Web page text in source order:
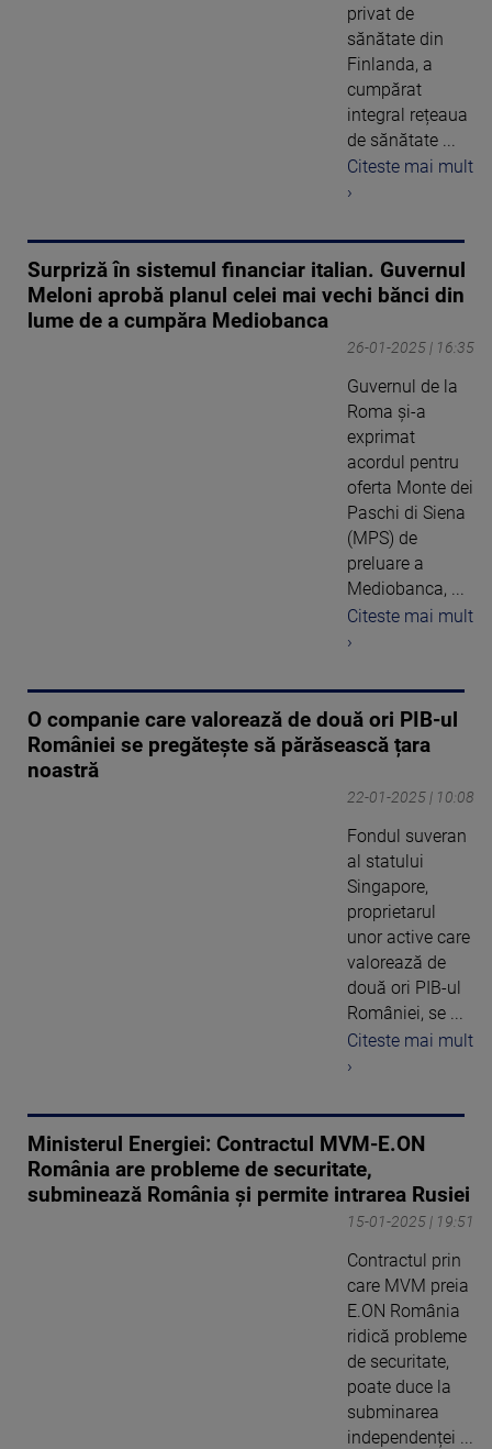
privat de
sănătate din
Finlanda, a
cumpărat
integral rețeaua
de sănătate ...
Citeste mai mult
›
Surpriză în sistemul financiar italian. Guvernul
Meloni aprobă planul celei mai vechi bănci din
lume de a cumpăra Mediobanca
26-01-2025 | 16:35
Guvernul de la
Roma şi-a
exprimat
acordul pentru
oferta Monte dei
Paschi di Siena
(MPS) de
preluare a
Mediobanca, ...
Citeste mai mult
›
O companie care valorează de două ori PIB-ul
României se pregătește să părăsească țara
noastră
22-01-2025 | 10:08
Fondul suveran
al statului
Singapore,
proprietarul
unor active care
valorează de
două ori PIB-ul
României, se ...
Citeste mai mult
›
Ministerul Energiei: Contractul MVM-E.ON
România are probleme de securitate,
subminează România și permite intrarea Rusiei
15-01-2025 | 19:51
Contractul prin
care MVM preia
E.ON România
ridică probleme
de securitate,
poate duce la
subminarea
independenței ...